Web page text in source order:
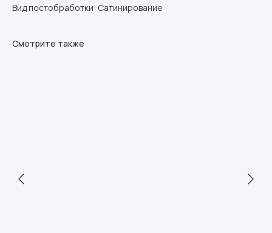
Вид постобработки: Сатинирование
Смотрите также